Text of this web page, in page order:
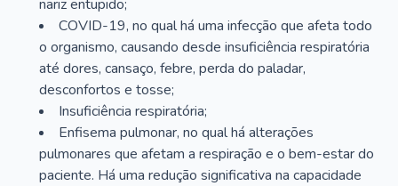
nariz entupido;
COVID-19, no qual há uma infecção que afeta todo
o organismo, causando desde insuficiência respiratória
até dores, cansaço, febre, perda do paladar,
desconfortos e tosse;
Insuficiência respiratória;
Enfisema pulmonar, no qual há alterações
pulmonares que afetam a respiração e o bem-estar do
paciente. Há uma redução significativa na capacidade